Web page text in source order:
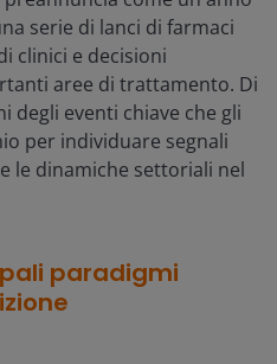
serie di lanci di farmaci
clinici e decisioni
aree di trattamento. Di
degli eventi chiave che gli
per individuare segnali
le dinamiche settoriali nel
paradigmi